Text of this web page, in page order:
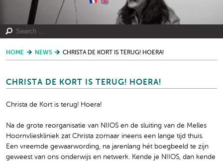
HOME NEWS CHRISTA DE KORT IS TERUG! HOERA!
CHRISTA DE KORT IS TERUG! HOERA!
Christa de Kort is terug! Hoera!
Na de grote reorganisatie van NIIOS en de sluiting van de Melles
Hoornvlieskliniek zat Christa zomaar ineens een lange tijd thuis.
Een vreemde gewaarwording, na jarenlang hét boegbeeld te zijn
geweest van ons onderwijs en netwerk. Kende je NIIOS, dan kende